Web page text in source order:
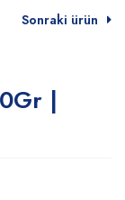
Sonraki ürün
|